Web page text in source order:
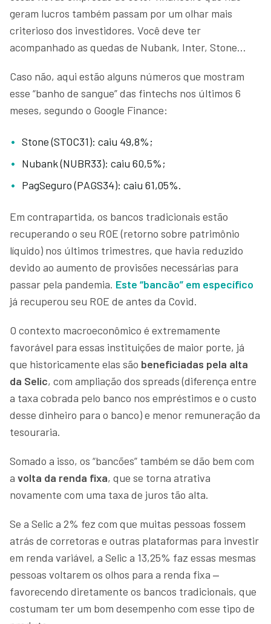
geram lucros também passam por um olhar mais
criterioso dos investidores. Você deve ter
acompanhado as quedas de Nubank, Inter, Stone…
Caso não, aqui estão alguns números que mostram
esse “banho de sangue” das fintechs nos últimos 6
meses, segundo o Google Finance:
Stone (STOC31): caiu 49,8%;
Nubank (NUBR33): caiu 60,5%;
PagSeguro (PAGS34): caiu 61,05%.
Em contrapartida, os bancos tradicionais estão
recuperando o seu ROE (retorno sobre patrimônio
líquido) nos últimos trimestres, que havia reduzido
devido ao aumento de provisões necessárias para
passar pela pandemia. Este “bancão” em específico
já recuperou seu ROE de antes da Covid.
O contexto macroeconômico é extremamente
favorável para essas instituições de maior porte, já
que historicamente elas são beneficiadas pela alta
da Selic, com ampliação dos spreads (diferença entre
a taxa cobrada pelo banco nos empréstimos e o custo
desse dinheiro para o banco) e menor remuneração da
tesouraria.
Somado a isso, os “bancões” também se dão bem com
a volta da renda fixa, que se torna atrativa
novamente com uma taxa de juros tão alta.
Se a Selic a 2% fez com que muitas pessoas fossem
atrás de corretoras e outras plataformas para investir
em renda variável, a Selic a 13,25% faz essas mesmas
pessoas voltarem os olhos para a renda fixa ‒
favorecendo diretamente os bancos tradicionais, que
costumam ter um bom desempenho com esse tipo de